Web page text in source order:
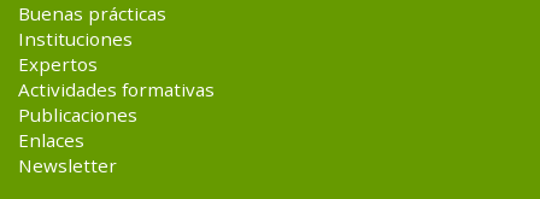
Buenas prácticas
Instituciones
Expertos
Actividades formativas
Publicaciones
Enlaces
Newsletter